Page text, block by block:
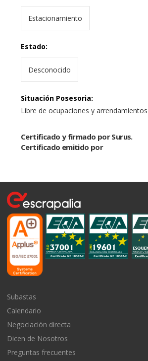
Estacionamiento
Estado:
Desconocido
Situación Posesoria:
Libre de ocupaciones y
Certificado y firmado por Surus.
Certificado emitido por
Subastas
Calendario
Negociación directa
Dicen de Nosotros
Preguntas frecuentes